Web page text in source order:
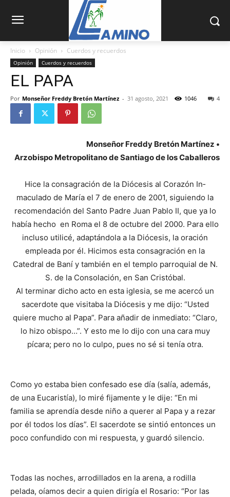
Inicio Opinión Cuerdos y recuerdos
Opinión Cuerdos y recuerdos
EL PAPA
Por Monseñor Freddy Bretón Martínez - 31 agosto, 2021 4
1046
Monseñor Freddy Bretón Martínez •
Arzobispo Metropolitano de Santiago de los Caballeros
Hice la consagración de la Diócesis al Corazón In­
maculado de María el 7 de enero de 2001, siguiendo la
recomendación del Santo Padre Juan Pablo II, que ya lo
había hecho en Roma el 8 de octubre del 2000. Para ello
incluso utilicé, adaptándola a la Diócesis, la oración
empleada por él. Hicimos esta consagración en la
Catedral de Baní y también en el templo parroquial de N.
S. de la Conso­lación, en San Cristóbal.
Al terminar dicho acto en esta iglesia, se me acercó un
sacerdote que visitaba la Diócesis y me dijo: “Usted
quiere mucho al Papa”. Para añadir de inmediato: “Cla­ro,
lo hizo obispo…”. Y esto me lo dijo con una cara muy
pícara; pero no lo cul­po, pues no sé si tenía otra.
Como yo estaba bien confesado ese día (salía, además,
de una Eucaristía), lo miré fijamente y le dije: “En mi
familia se aprendía desde niño a querer al Papa y a rezar
por él todos los días”. El sacerdote se sintió entonces un
poco confun­dido con mi respuesta, y guardó silencio.
Todas las noches, arro­dillados en la arena, a rodi­lla
pelada, oíamos decir a quien dirigía el Rosario: “Por las